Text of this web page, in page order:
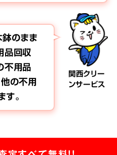
関西クリー
ンサービス
鉢のまま
品回収
不用品
の不用
。